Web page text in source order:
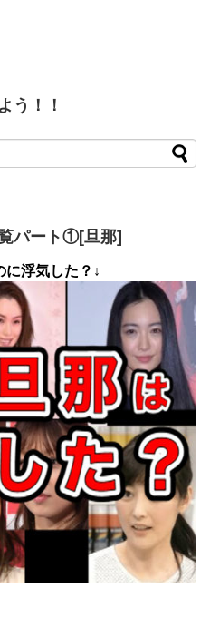
う！！
パート①[旦那]
に浮気した？↓